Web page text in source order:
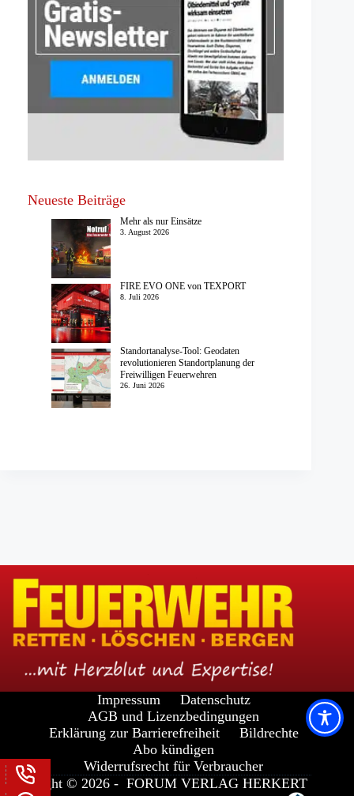
Neueste Beiträge
Mehr als nur Einsätze
3. August 2026
FIRE EVO ONE von TEXPORT
8. Juli 2026
Standortanalyse-Tool: Geodaten
revolutionieren Standortplanung der
Freiwilligen Feuerwehren
26. Juni 2026
Impressum
Datenschutz
AGB und Lizenzbedingungen
Erklärung zur Barrierefreiheit
Bildrechte
Abo kündigen
Widerrufsrecht für Verbraucher
Copyright © 2026 - FORUM VERLAG HERKERT